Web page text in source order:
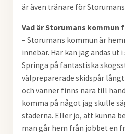
är även tränare för
Vad är Storumans kommun
– Storumans kommun är
innebär. Här kan jag andas ut
Springa på fantastiska
välpreparerade skidspår
och vänner finns nära till
komma på något jag skulle
städerna. Eller jo, att kunna
man går hem från jobbet en